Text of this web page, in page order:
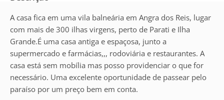
A casa fica em uma vila balneária em Angra dos Reis, lugar
com mais de 300 ilhas virgens, perto de Parati e Ilha
Grande.É uma casa antiga e espaçosa, junto a
supermercado e farmácias,,, rodoviária e restaurantes. A
casa está sem mobília mas posso providenciar o que for
necessário. Uma excelente oportunidade de passear pelo
paraíso por um preço bem em conta.